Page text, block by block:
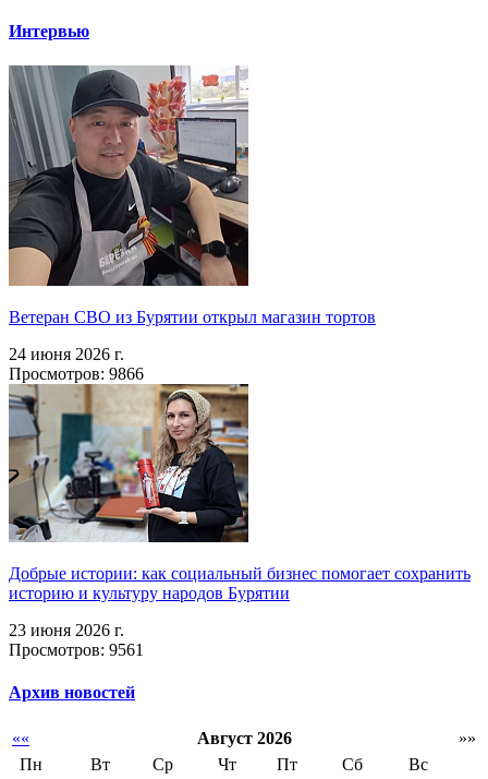
Интервью
Ветеран СВО из Бурятии открыл магазин тортов
24 июня 2026 г.
Просмотров: 9866
Добрые истории: как социальный бизнес помогает сохранить
историю и культуру народов Бурятии
23 июня 2026 г.
Просмотров: 9561
Архив новостей
«« Август 2026
»»
Пн
Вт Ср Чт Пт Сб Вс